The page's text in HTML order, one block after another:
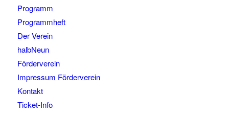
Programm
Programmheft
Der Verein
halbNeun
Förderverein
Impressum Förderverein
Kontakt
Ticket-Info